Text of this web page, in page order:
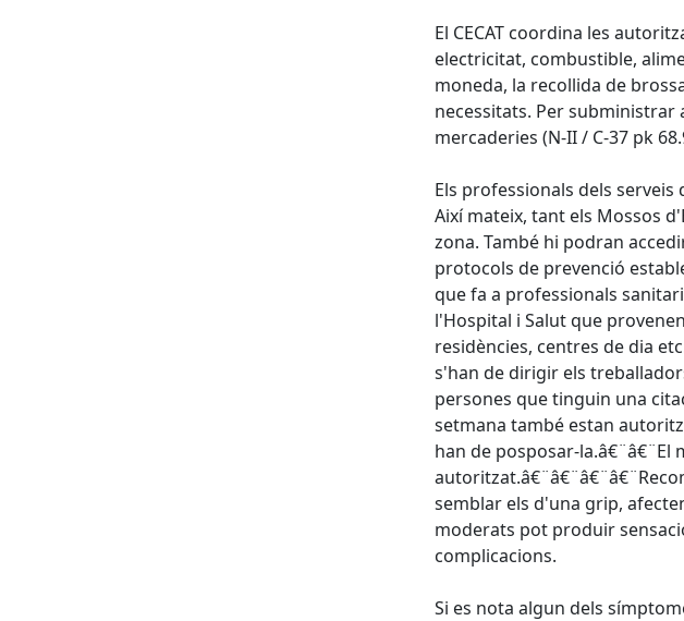
El CECAT coordina les
electricitat, combustible,
moneda, la recollida de
necessitats. Per
mercaderies (N-II / C-37 pk
Els professionals dels
Així mateix, tant els Mossos
zona. També hi podran
protocols de prevenció
que fa a professionals
l'Hospital i Salut que
residències, centres de dia
s'han de dirigir els
persones que tinguin una
setmana també estan
han de posposar-
semblar els d'una grip,
moderats pot produir
complicacions.
Si es nota algun dels